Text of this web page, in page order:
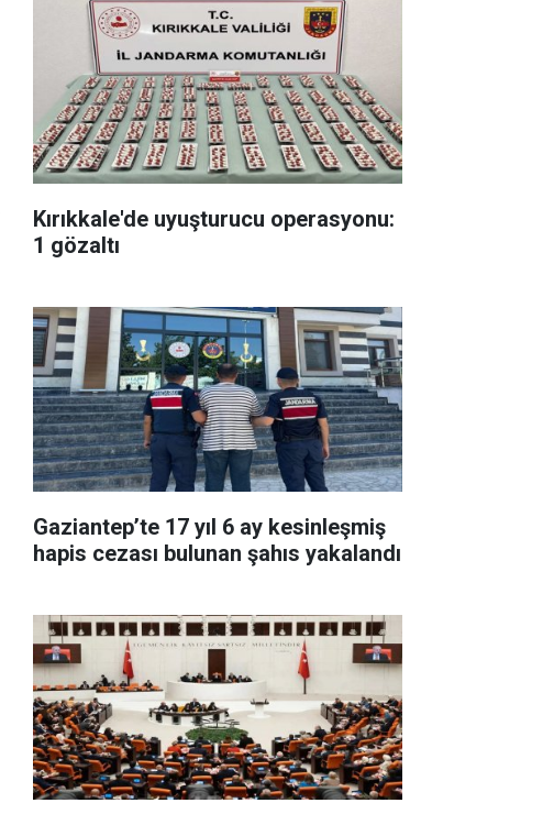
Kırıkkale'de uyuşturucu operasyonu:
1 gözaltı
Gaziantep’te 17 yıl 6 ay kesinleşmiş
hapis cezası bulunan şahıs yakalandı